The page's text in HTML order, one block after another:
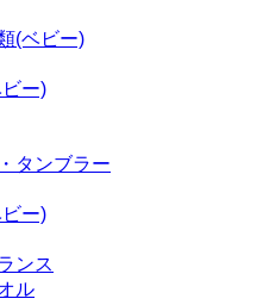
(ベビー)
ー)
タンブラー
ー)
ンス
ル